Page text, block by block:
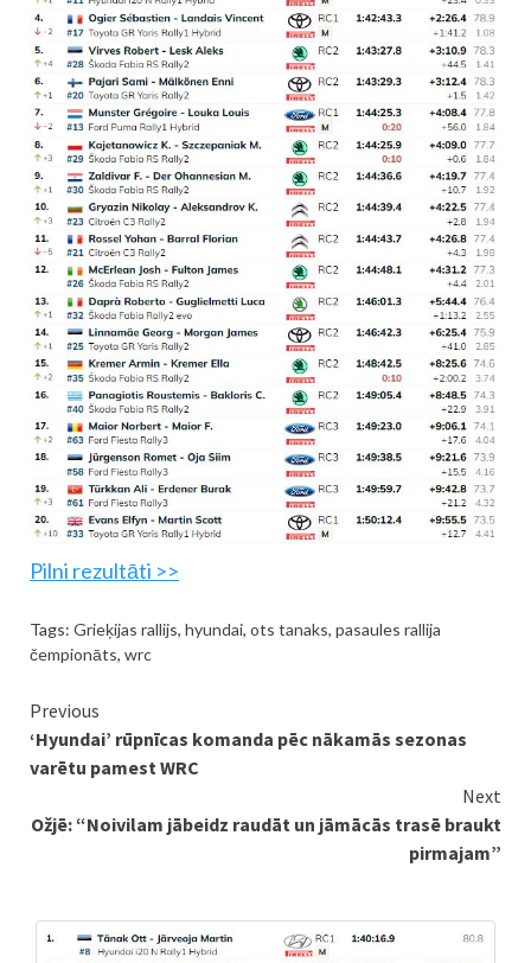
Pilni rezultāti >>
Tags: Grieķijas rallijs, hyundai, ots tanaks, pasaules rallija
čempionāts, wrc
Continue
Reading
Previous
‘Hyundai’ rūpnīcas komanda pēc nākamās sezonas
varētu pamest WRC
Next
Ožjē: “Noivilam jābeidz raudāt un jāmācās trasē braukt
pirmajam”